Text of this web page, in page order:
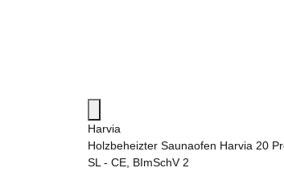
Harvia
Holzbeheizter Saunaofen Harvia 20
SL - CE, BImSchV 2